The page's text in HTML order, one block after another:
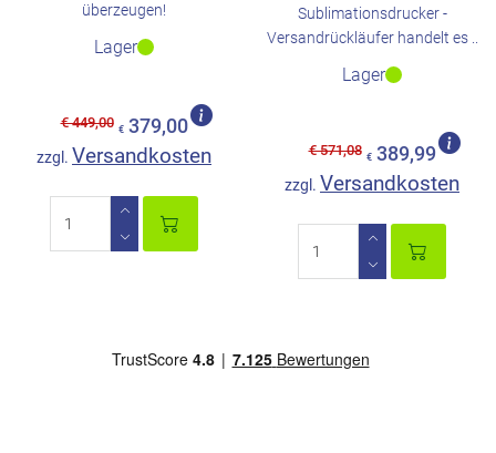
überzeugen!
Lager
€ 449,00 € 379,00
zzgl. Versandkosten
Sublimationsdrucker -
Versandrückläufer handelt es ..
Lager
€ 571,08 € 389,99
zzgl. Versandkosten